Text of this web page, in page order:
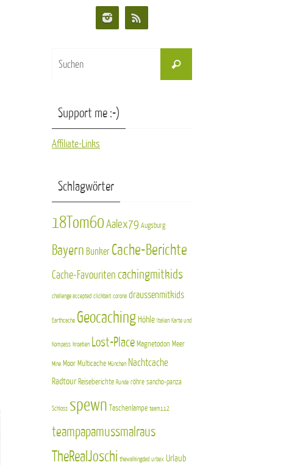
Suchen
Support me :-)
Affiliate-Links
Schlagwörter
18Tom60Aalex79 Augsburg
Bayern Bunker Cache-Berichte
Cache-Favouriten cachingmitkids
challenge accepted clickbait corona draussenmitkids
Earthcache Geocaching Höhle Italien Karte und
Kompass kroatien Lost-Place Magnetodon Meer
Mine Moor Multicache München Nachtcache
Radtour Reiseberichte Runde röhre sancho-panza
Schloss spewn Taschenlampe team112
teampapamussmalraus
TheRealJoschi thewalkingdad urbex Urlaub